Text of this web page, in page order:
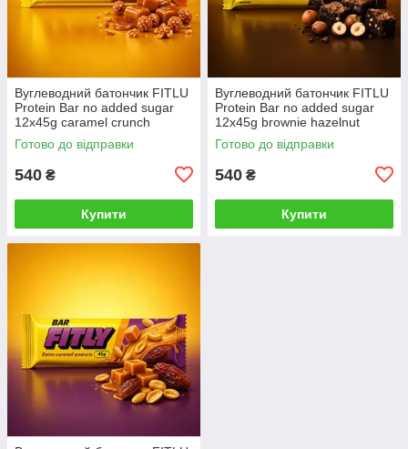
Вуглеводний батончик FITLU
Protein Bar no added sugar
12x45g caramel crunch
Готово до відправки
540 ₴
Купити
Вуглеводний батончик FITLU
Protein Bar no added sugar
12x45g brownie hazelnut
Готово до відправки
540 ₴
Купити